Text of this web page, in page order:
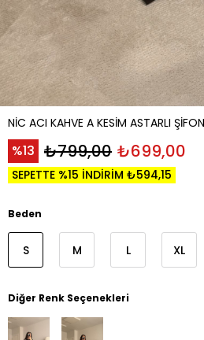
NIC ACI KAHVE A KESIM ASTARLI
13 ₺799,00 ₺699,00
SEPETTE %15 İNDİRİM ₺594,15
Beden
S M L XL
Diğer Renk Seçenekleri